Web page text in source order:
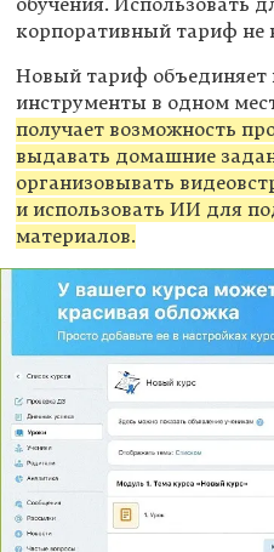
обучения. Использовать
корпоративный тариф не
Новый тариф объединяет
инструменты в одном
получает возможность
выдавать домашние
организовывать
и использовать ИИ для
материалов.